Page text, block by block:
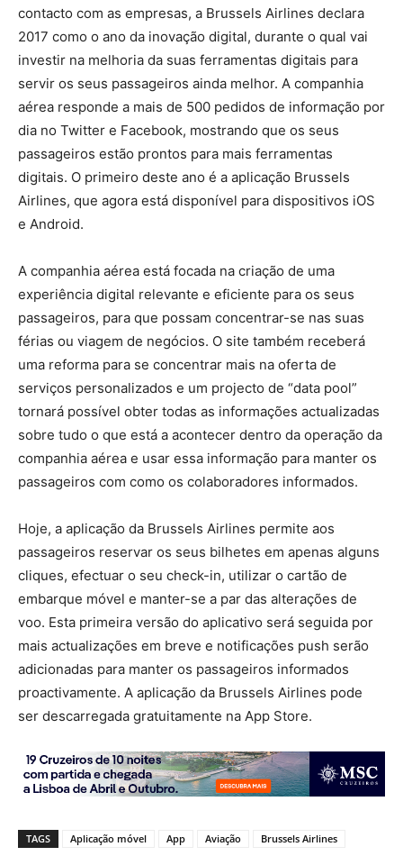
contacto com as empresas, a Brussels Airlines declara
2017 como o ano da inovação digital, durante o qual vai
investir na melhoria da suas ferramentas digitais para
servir os seus passageiros ainda melhor. A companhia
aérea responde a mais de 500 pedidos de informação por
dia no Twitter e Facebook, mostrando que os seus
passageiros estão prontos para mais ferramentas
digitais. O primeiro deste ano é a aplicação Brussels
Airlines, que agora está disponível para dispositivos iOS
e Android.
A companhia aérea está focada na criação de uma
experiência digital relevante e eficiente para os seus
passageiros, para que possam concentrar-se nas suas
férias ou viagem de negócios. O site também receberá
uma reforma para se concentrar mais na oferta de
serviços personalizados e um projecto de “data pool”
tornará possível obter todas as informações actualizadas
sobre tudo o que está a acontecer dentro da operação da
companhia aérea e usar essa informação para manter os
passageiros com como os colaboradores informados.
Hoje, a aplicação da Brussels Airlines permite aos
passageiros reservar os seus bilhetes em apenas alguns
cliques, efectuar o seu check-in, utilizar o cartão de
embarque móvel e manter-se a par das alterações de
voo. Esta primeira versão do aplicativo será seguida por
mais actualizações em breve e notificações push serão
adicionadas para manter os passageiros informados
proactivamente. A aplicação da Brussels Airlines pode
ser descarregada gratuitamente na App Store.
TAGS Aplicação móvel App Aviação Brussels Airlines